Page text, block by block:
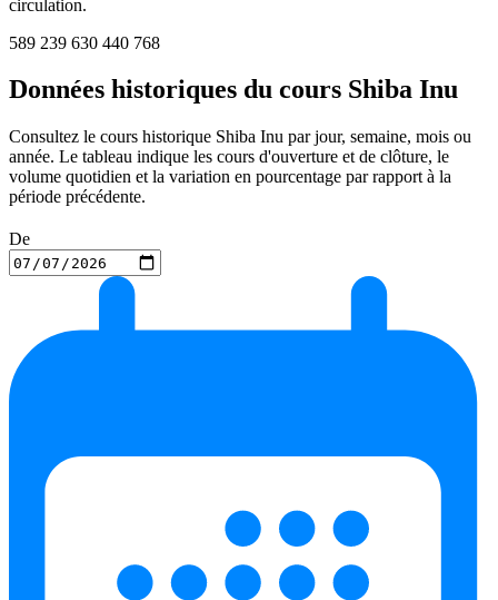
circulation.
589 239 630 440 768
Données historiques du cours Shiba Inu
Consultez le cours historique Shiba Inu par jour, semaine, mois ou
année. Le tableau indique les cours d'ouverture et de clôture, le
volume quotidien et la variation en pourcentage par rapport à la
période précédente.
De